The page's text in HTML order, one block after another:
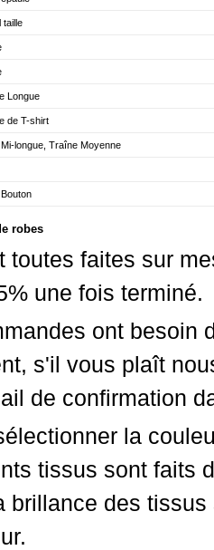
taille
Longue
de T-shirt
longue, Traîne Moyenne
robes
toutes faites sur
une fois terminé.
ont besoin
s'il vous plaît
de confirmation
la
tissus sont faits
brillance des